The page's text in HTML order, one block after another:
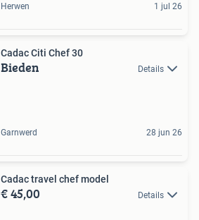
Herwen 1 jul 26
Cadac Citi Chef 30
Bieden Details
Garnwerd 28 jun 26
Cadac travel chef model
€ 45,00 Details